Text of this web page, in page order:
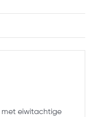
met eiwitachtige